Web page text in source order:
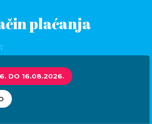
plaćanja
DO 16.08.2026.